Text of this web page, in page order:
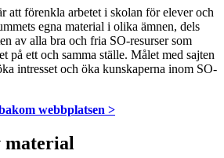
att förenkla arbetet i skolan för elever och
egna material i olika ämnen, dels
av alla bra och fria SO-resurser som
på ett och samma ställe. Målet med sajten
intresset och öka kunskaperna inom SO-
webbplatsen >
material